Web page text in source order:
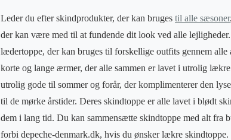
Leder du efter skindprodukter, der kan bruges til alle sæsoner
der kan være med til at fundende dit look ved alle
lædertoppe, der kan bruges til forskellige outfits gennem
korte og lange ærmer, der alle sammen er lavet i utrolig
utrolig gode til sommer og forår, der komplimenterer den
til de mørke årstider. Deres skindtoppe er alle lavet i blødt
dem i lang tid. Du kan sammensætte skindtoppe med alt
forbi depeche-denmark.dk, hvis du ønsker lækre skindtoppe.